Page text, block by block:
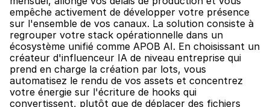
empêche activement de développer votre présence
sur l'ensemble de vos canaux. La solution consiste à
regrouper votre stack opérationnelle dans un
écosystème unifié comme APOB AI. En choisissant un
créateur d'influenceur IA de niveau entreprise qui
prend en charge la création par lots, vous
automatisez le rendu de vos assets et concentrez
votre énergie sur l'écriture de hooks qui
convertissent, plutôt que de déplacer des fichiers